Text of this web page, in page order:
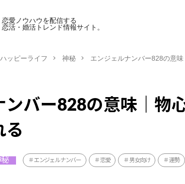
恋愛ノウハウを配信する
恋活・婚活トレンド情報サイト。
ハッピーライフ 神秘 エンジェルナンバー828の意
ンバー828の意味｜物
る
エンジェルナンバー 恋愛 男女向け 運勢